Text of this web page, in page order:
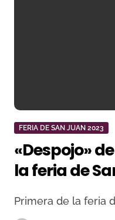
FERIA DE SAN JUAN 2023
«Despojo»
la feria de
Badajoz
Primera de la feria